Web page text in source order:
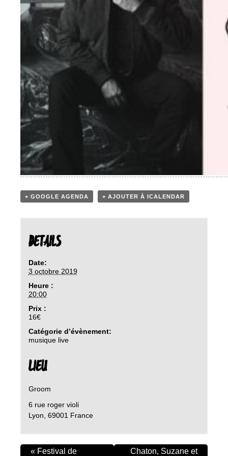
+ GOOGLE AGENDA + AJOUTER À ICALENDAR
DETAILS
Date:
3 octobre 2019
Heure :
20:00
Prix :
16€
Catégorie d’évènement:
musique live
LIEU
Groom
6 rue roger violi
Lyon 69001 France
« Festival de
Chaton, Suzane et